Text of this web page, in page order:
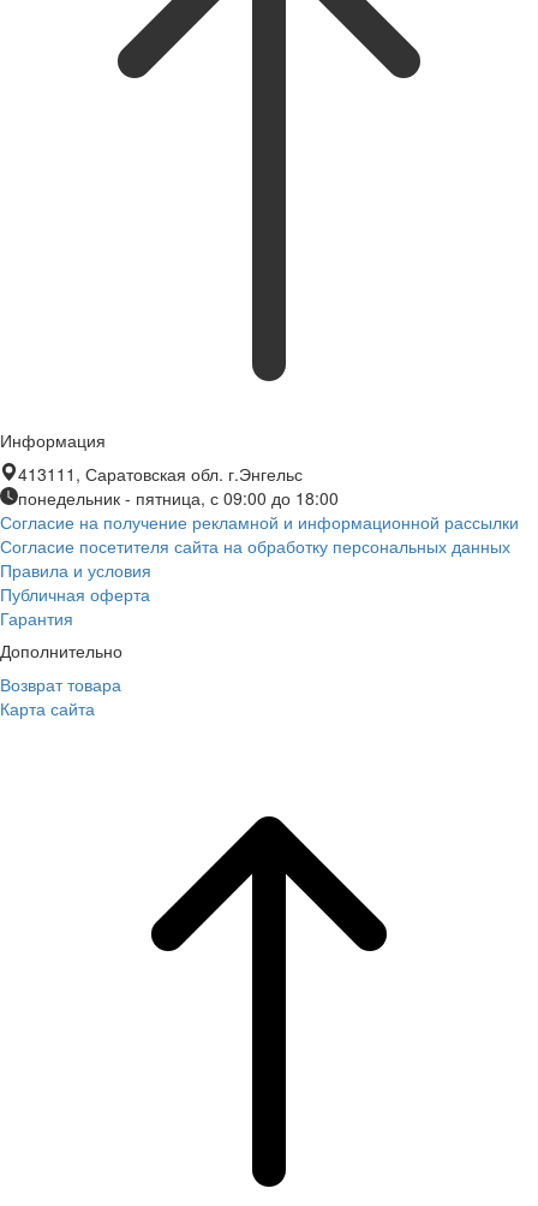
Информация
413111, Саратовская обл. г.Энгельс
понедельник - пятница, с 09:00 до 18:00
Согласие на получение рекламной и информационной рассылки
Согласие посетителя сайта на обработку персональных данных
Правила и условия
Публичная оферта
Гарантия
Дополнительно
Возврат товара
Карта сайта